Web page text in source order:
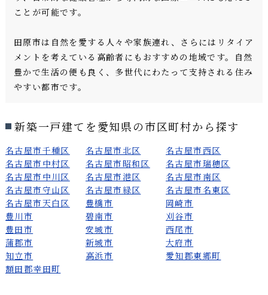
ことが可能です。
田原市は自然を愛する人々や家族連れ、さらにはリタイア
メントを考えている高齢者にもおすすめの地域です。自然
豊かで生活の便も良く、多世代にわたって支持される住み
やすい都市です。
新築一戸建てを愛知県の市区町村から探す
名古屋市千種区 名古屋市北区
名古屋市西区
名古屋市中村区
名古屋市昭和区
名古屋市瑞穂区
名古屋市中川区
名古屋市港区
名古屋市南区
名古屋市守山区
名古屋市緑区
名古屋市名東区
名古屋市天白区
豊橋市
岡崎市
豊川市
碧南市
刈谷市
豊田市
安城市
西尾市
蒲郡市
新城市
大府市
知立市
高浜市
愛知郡東郷町
額田郡幸田町